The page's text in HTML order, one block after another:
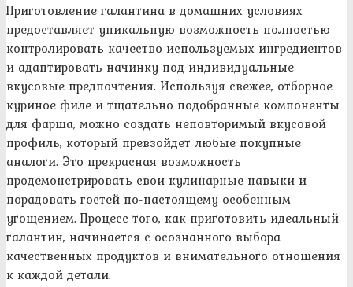
Приготовление галантина в домашних условиях
предоставляет уникальную возможность полностью
контролировать качество используемых ингредиентов
и адаптировать начинку под индивидуальные
вкусовые предпочтения. Используя свежее, отборное
куриное филе и тщательно подобранные компоненты
для фарша, можно создать неповторимый вкусовой
профиль, который превзойдет любые покупные
аналоги. Это прекрасная возможность
продемонстрировать свои кулинарные навыки и
порадовать гостей по-настоящему особенным
угощением. Процесс того, как приготовить идеальный
галантин, начинается с осознанного выбора
качественных продуктов и внимательного отношения
к каждой детали.